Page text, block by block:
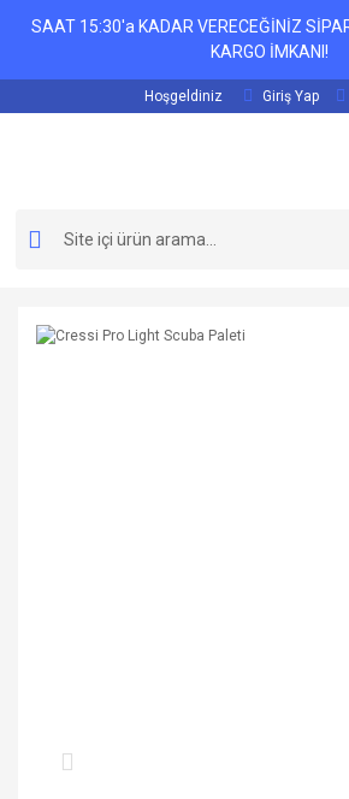
SAAT 15:30'a KADAR VERECEĞİNİZ
KARGO İMKANI!
Hoşgeldiniz Giriş Yap